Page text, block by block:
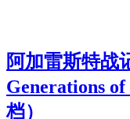
阿加雷斯特战
Generations
档）